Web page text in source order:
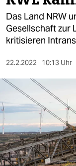
politik
öko
sport
berlin
nord
wahrheit
Das Land NRW
Gesellschaft zur
kritisieren
22.2.2022 10:13 Uhr